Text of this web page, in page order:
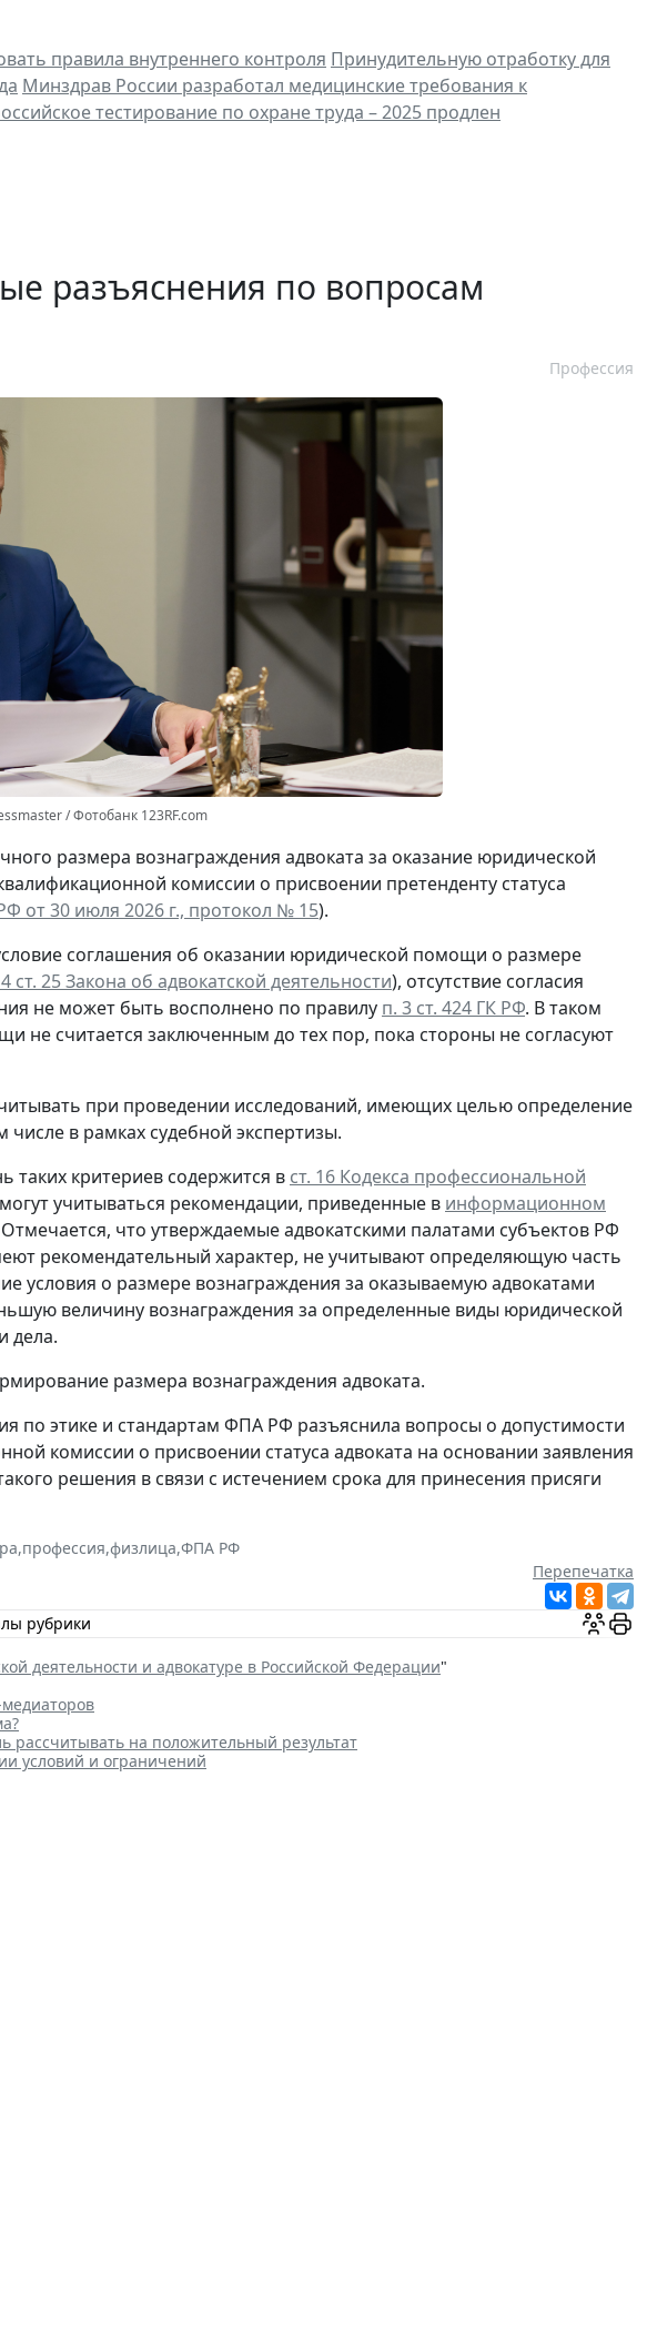
правила внутреннего контроля Принудительную отработку для
Минздрав России разработал медицинские требования к
тестирование по охране труда – 2025 продлен
разъяснения по вопросам
Профессия
/ Фотобанк 123RF.com
размера вознаграждения адвоката за оказание юридической
комиссии о присвоении претенденту статуса
от 30 июля 2026 г., протокол № 15).
соглашения об оказании юридической помощи о размере
ст. 25 Закона об адвокатской деятельности), отсутствие согласия
не может быть восполнено по правилу п. 3 ст. 424 ГК РФ. В таком
не считается заключенным до тех пор, пока стороны не согласуют
при проведении исследований, имеющих целью определение
в рамках судебной экспертизы.
критериев содержится в ст. 16 Кодекса профессиональной
учитываться рекомендации, приведенные в информационном
что утверждаемые адвокатскими палатами субъектов РФ
рекомендательный характер, не учитывают определяющую часть
условия о размере вознаграждения за оказываемую адвокатами
величину вознаграждения за определенные виды юридической
дела.
размера вознаграждения адвоката.
по этике и стандартам ФПА РФ разъяснила вопросы о допустимости
комиссии о присвоении статуса адвоката на основании заявления
решения в связи с истечением срока для принесения присяги
,профессия,физлица,ФПА РФ
Перепечатка
рубрики
деятельности и адвокатуре в Российской Федерации"
рассчитывать на положительный результат
условий и ограничений